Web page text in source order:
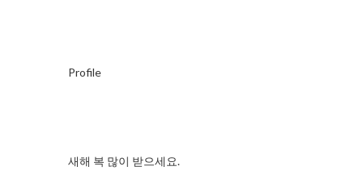
Profile
새해 복 많이 받으세요.